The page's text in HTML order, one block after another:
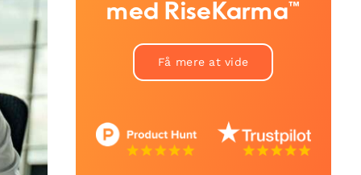
med RiseKarma™
Få mere at vide